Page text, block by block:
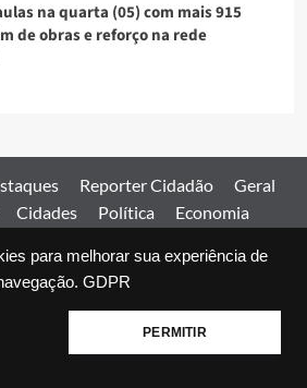
para melhorar sua experiência de
GDPR
PERMITIR
na quarta (05) com mais 915
de obras e reforço na rede
Reporter Cidadão
Geral
Cidades Política
Economia
impressas Expediente Home
Goiás. Todos os direitos reservados.
by AF themes.